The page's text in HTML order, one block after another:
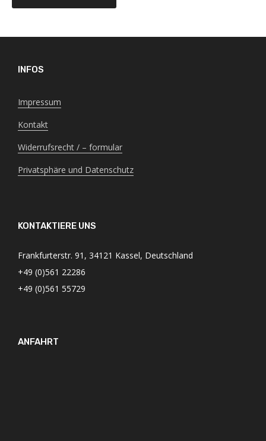
INFOS
Impressum
Kontakt
Widerrufsrecht / – formular
Privatsphäre und Datenschutz
KONTAKTIERE UNS
Frankfurterstr. 91, 34121 Kassel, Deutschland
+49 (0)561 22286
+49 (0)561 55729
ANFAHRT